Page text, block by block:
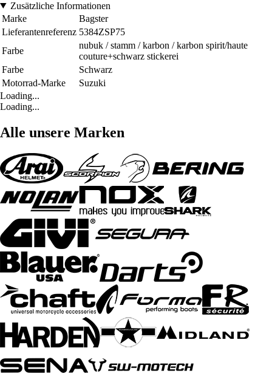
Zusätzliche Informationen
Marke
Bagster
Lieferantenreferenz 5384ZSP75
Farbe
nubuk / stamm / karbon / karbon spirit/haute
couture+schwarz stickerei
Farbe
Schwarz
Motorrad-Marke
Suzuki
Loading...
Loading...
Alle unsere Marken